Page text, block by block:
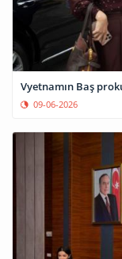
Vyetnamın Baş
09-06-2026